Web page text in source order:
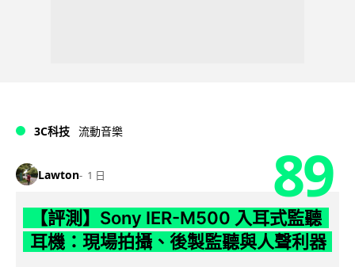
3C科技 流動音樂
Lawton 1 日 89
【評測】Sony IER-M500 入耳式監聽
耳機：現場拍攝、後製監聽與人聲利器